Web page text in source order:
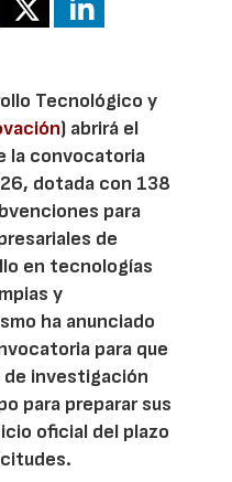
Tecnológico y
) abrirá el
la convocatoria
dotada con 138
para
de
en tecnologías
y
ha anunciado
para que
de investigación
para preparar sus
oficial del plazo